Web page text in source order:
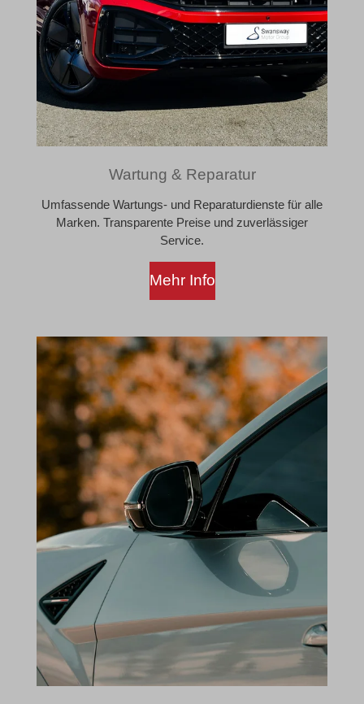
Wartung & Reparatur
Umfassende Wartungs- und Reparaturdienste für alle
Marken. Transparente Preise und zuverlässiger
Service.
Mehr Info